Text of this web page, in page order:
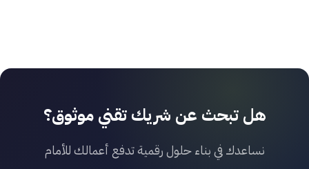
هل تبحث عن شريك تقني موثوق؟
نساعدك في بناء حلول رقمية تدفع أعمالك للأمام